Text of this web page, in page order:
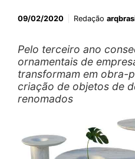
09/02/2020 Redação
Pelo terceiro ano
ornamentais de
transformam em obra-
criação de objetos de
renomados